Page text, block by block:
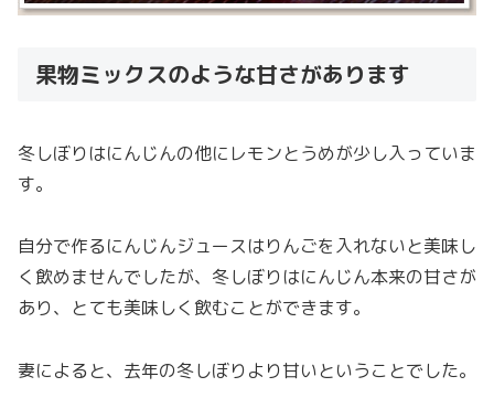
果物ミックスのような甘さがあります
冬しぼりはにんじんの他にレモンとうめが少し入っていま
す。
自分で作るにんじんジュースはりんごを入れないと美味し
く飲めませんでしたが、冬しぼりはにんじん本来の甘さが
あり、とても美味しく飲むことができます。
妻によると、去年の冬しぼりより甘いということでした。